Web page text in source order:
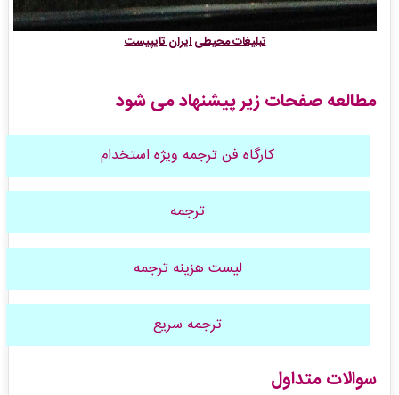
تبلیغات محیطی ایران تایپیست
مطالعه صفحات زیر پیشنهاد می شود
کارگاه فن ترجمه ویژه استخدام
ترجمه
لیست هزینه ترجمه
ترجمه سریع
سوالات متداول